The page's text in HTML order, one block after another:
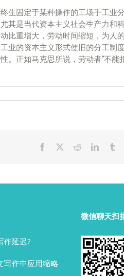
生固定于某种操作的工场手工业
其是当代资本主义社会生产力和
比重增大，劳动时间缩短，为人
业的资本主义形式使旧的分工制
。正如马克思所说，劳动者“不能
Facebook RedditLinkedIn
作延迟?
写作中应用缩略
微信聊天扫